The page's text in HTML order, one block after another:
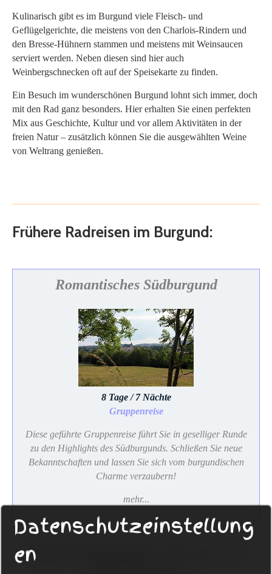
Kulinarisch gibt es im Burgund viele Fleisch- und
Geflügelgerichte, die meistens von den Charlois-Rindern und
den Bresse-Hühnern stammen und meistens mit Weinsaucen
serviert werden. Neben diesen sind hier auch
Weinbergschnecken oft auf der Speisekarte zu finden.
Ein Besuch im wunderschönen Burgund lohnt sich immer, doch
mit den Rad ganz besonders. Hier erhalten Sie einen perfekten
Mix aus Geschichte, Kultur und vor allem Aktivitäten in der
freien Natur – zusätzlich können Sie die ausgewählten Weine
von Weltrang genießen.
Frühere Radreisen im Burgund:
Romantisches Südburgund
8 Tage / 7 Nächte
Gruppenreise
Diese geführte Gruppenreise führt Sie in geselliger Runde
zu den Highlights des Südburgunds. Schließen Sie neue
Bekanntschaften und lassen Sie sich vom burgundischen
Charme verzaubern!
mehr...
Sackmann Fahrradreisen
Datenschutzeinstellung
en